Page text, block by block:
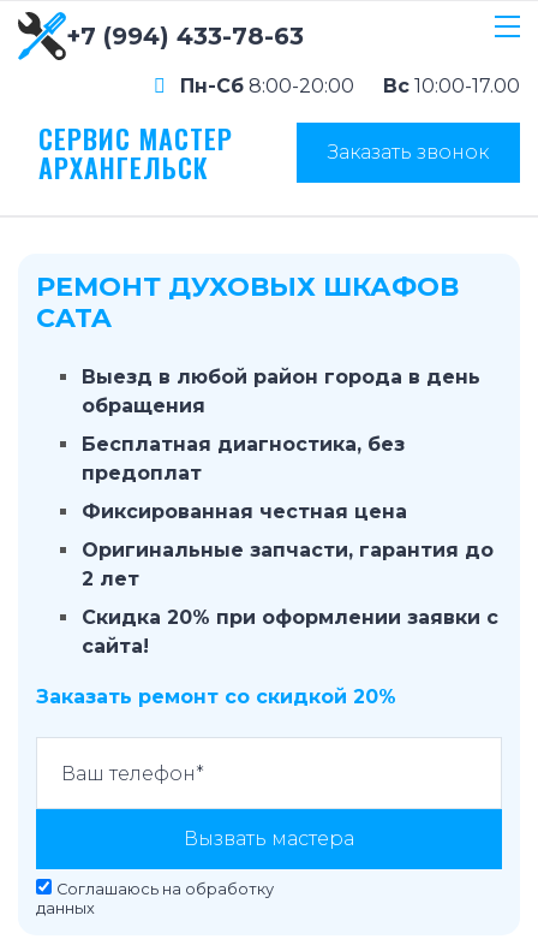
+7 (994) 433-78-63
Пн-Сб 8:00-20:00 Вс 10:00-17.00
СЕРВИС МАСТЕР
АРХАНГЕЛЬСК Заказать звонок
РЕМОНТ ДУХОВЫХ ШКАФОВ
CATA
Выезд в любой район города в день
обращения
Бесплатная диагностика, без
предоплат
Фиксированная честная цена
Оригинальные запчасти, гарантия до
2 лет
Скидка 20% при оформлении заявки с
сайта!
Заказать ремонт со скидкой 20%
Вызвать мастера
Соглашаюсь на обработку
данных